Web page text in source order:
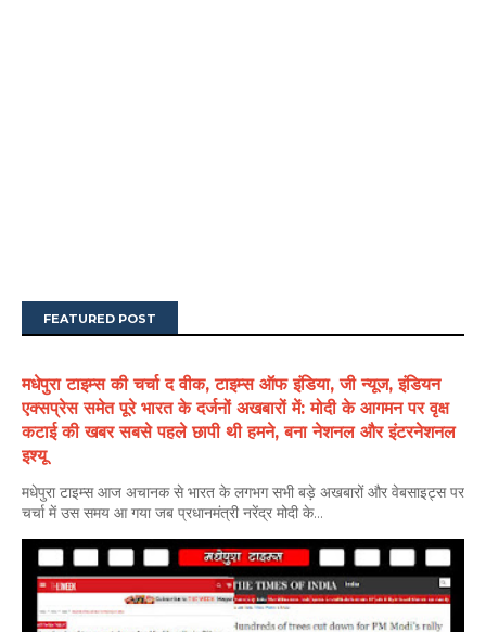
FEATURED POST
मधेपुरा टाइम्स की चर्चा द वीक, टाइम्स ऑफ इंडिया, जी न्यूज, इंडियन
एक्सप्रेस समेत पूरे भारत के दर्जनों अखबारों में: मोदी के आगमन पर वृक्ष
कटाई की खबर सबसे पहले छापी थी हमने, बना नेशनल और इंटरनेशनल
इश्यू
मधेपुरा टाइम्स आज अचानक से भारत के लगभग सभी बड़े अखबारों और वेबसाइट्स पर
चर्चा में उस समय आ गया जब प्रधानमंत्री नरेंद्र मोदी के...